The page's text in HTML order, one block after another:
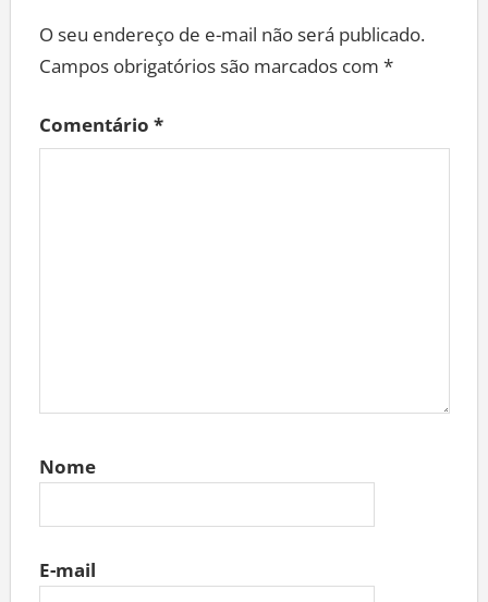
O seu endereço de e-mail não será publicado.
Campos obrigatórios são marcados com *
Comentário *
Nome
E-mail